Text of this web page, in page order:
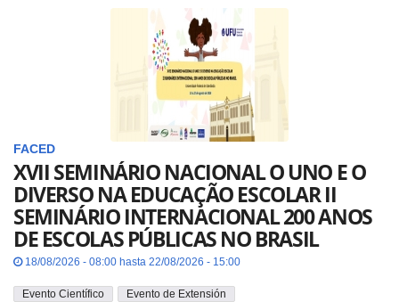
FACED
XVII SEMINÁRIO NACIONAL O UNO E O
DIVERSO NA EDUCAÇÃO ESCOLAR II
SEMINÁRIO INTERNACIONAL 200 ANOS
DE ESCOLAS PÚBLICAS NO BRASIL
18/08/2026 - 08:00 hasta 22/08/2026 - 15:00
Evento Científico
Evento de Extensión